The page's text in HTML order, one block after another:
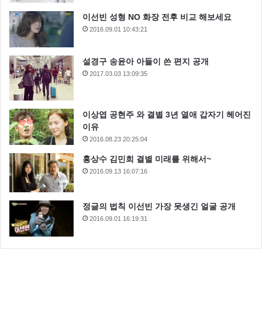
이선빈 성형 NO 화장 전후 비교 해보세요
2016.09.01 10:43:21
설경구 송윤아 아들이 쓴 편지 공개
2017.03.03 13:09:35
이상엽 공현주 와 결별 3년 열애 갑자기 헤어진
이유
2016.08.23 20:25:04
홍상수 김민희 결별 미래를 위해서~
2016.09.13 16:07:16
정글의 법칙 이선빈 가장 못생긴 얼굴 공개
2016.09.01 16:19:31